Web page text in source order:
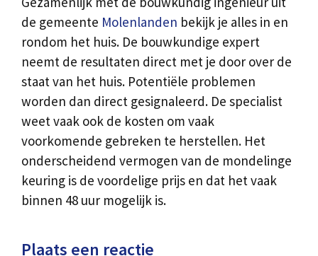
de gemeente Molenlanden bekijk je alles in en
rondom het huis. De bouwkundige expert
neemt de resultaten direct met je door over de
staat van het huis. Potentiële problemen
worden dan direct gesignaleerd. De specialist
weet vaak ook de kosten om vaak
voorkomende gebreken te herstellen. Het
onderscheidend vermogen van de mondelinge
keuring is de voordelige prijs en dat het vaak
binnen 48 uur mogelijk is.
Plaats een reactie